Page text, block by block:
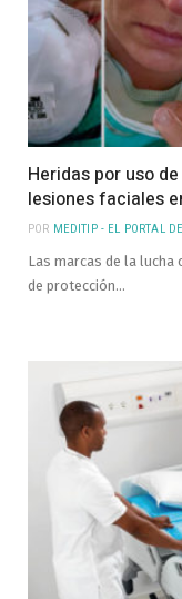
Heridas por uso
lesiones faciales
POR MEDITIP - EL PORTAL
Las marcas de la lucha
de protección…